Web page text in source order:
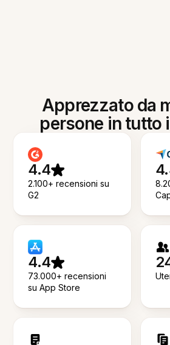
Apprezzato da
persone in tutto
4.4
2.100+ recensioni su
G2
4.4
73.000+ recensioni
su App Store